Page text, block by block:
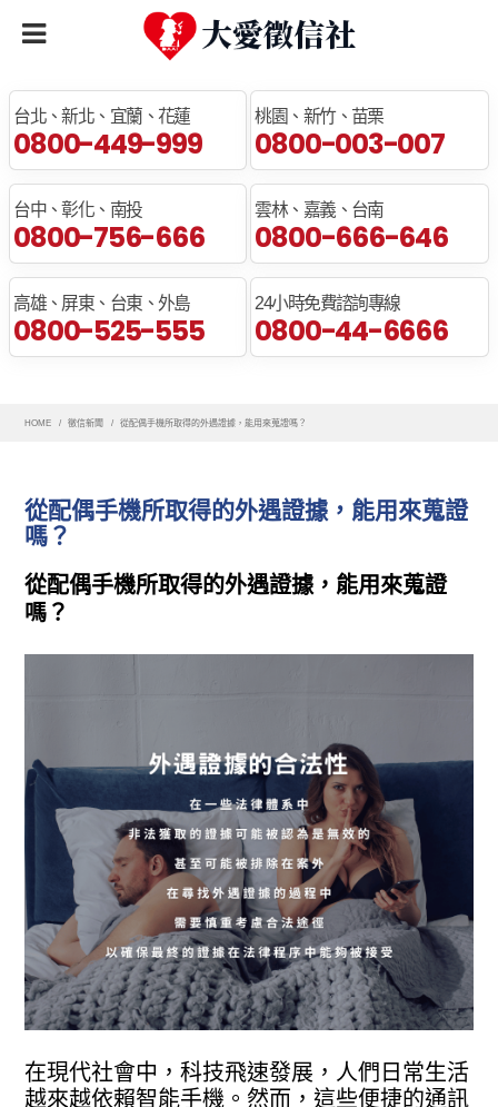
全臺免費諮詢專線
台北、新北、宜蘭、花蓮
0800-449-999
桃園、新竹、苗栗
0800-003-007
台中、彰化、南投
0800-756-666
雲林、嘉義、台南
0800-666-646
高雄、屏東、台東、外島
0800-525-555
24小時免費諮詢專線
0800-44-6666
HOME 徵信新聞 從配偶手機所取得的外遇證據，能用來蒐證嗎？
從配偶手機所取得的外遇證據，能用來蒐證
嗎？
從配偶手機所取得的外遇證據，能用來蒐證
嗎？
在現代社會中，科技飛速發展，人們日常生活
越來越依賴智能手機。然而，這些便捷的通訊